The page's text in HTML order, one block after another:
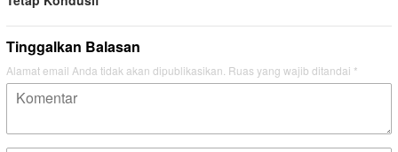
Tinggalkan Balasan
Alamat email Anda tidak akan dipublikasikan. Ruas yang wajib ditandai *